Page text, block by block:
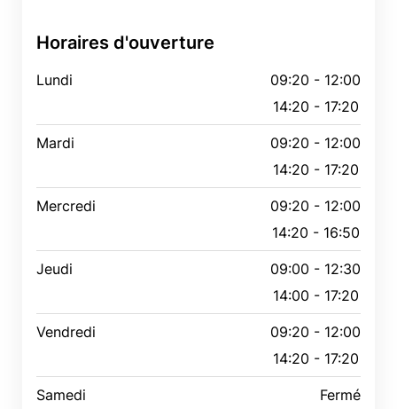
Horaires d'ouverture
Lundi
09:20 - 12:00
14:20 - 17:20
Mardi
09:20 - 12:00
14:20 - 17:20
Mercredi
09:20 - 12:00
14:20 - 16:50
Jeudi
09:00 - 12:30
14:00 - 17:20
Vendredi
09:20 - 12:00
14:20 - 17:20
Samedi Fermé